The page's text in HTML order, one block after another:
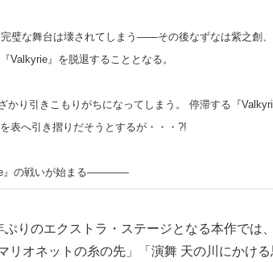
璧な舞台は壊されてしまう――その後なずなは紫之創
Valkyrie』を脱退することとなる。
り引きこもりがちになってしまう。 停滞する『
表へ引き摺りだそうとするが・・・?!
』の戦いが始まる――――
ぶりのエクストラ・ステージとなる本作では
リオネットの糸の先」「演舞 天の川にかける